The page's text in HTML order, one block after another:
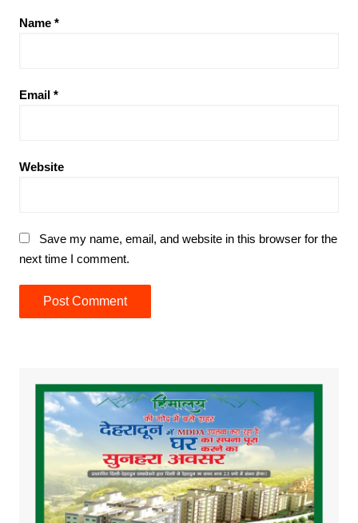
Name *
Email *
Website
Save my name, email, and website in this browser for the
next time I comment.